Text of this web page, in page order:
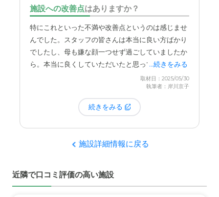
料金は、施設を利用している方に聞いても、今の所は、要
介護2のわりには、色々と対処して頂き、少しでも、金額
があがると、連絡をくださり、相談にのってくださるの
療ケアが受けられる療養型の病院へ移ることになっ
たのです。
こちらでは、スタッフの皆さんが本当に一生懸命ケ
アしてくださいましたし、母自身もとても居心地が
徐々に体力も落ちてきていたのかもしれません。入
居中も2、3回救急車を呼ぶような状態になったこと
もあり、施設の方にはご迷惑をおかけしてしまった
範囲を超えてしまったのだと思います。できること
が…。
施設への改善点はありますか？
特にこれといった不満や改善点というのは感じませ
んでした。スタッフの皆さんは本当に良い方ばかり
でしたし、母も嫌な顔一つせず過ごしていましたか
ら。本当に良くしていただいたと思っています。
...続きをみる
取材日：2025/05/30
執筆者：岸川京子
続きをみる
施設詳細情報に戻る
近隣で口コミ評価の高い施設